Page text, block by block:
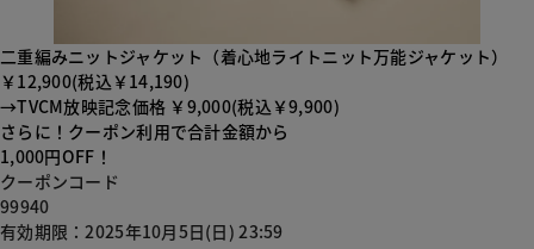
二重編みニットジャケット（着心地ライトニット万能ジャケット）
￥12,900(税込￥14,190)
→TVCM放映記念価格 ￥9,000(税込￥9,900)
さらに！クーポン利用で合計金額から
1,000円OFF！
クーポンコード
99940
有効期限：2025年10月5日(日) 23:59